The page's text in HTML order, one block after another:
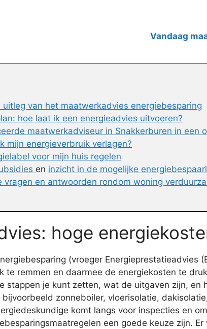
Vandaag
uitleg van het maatwerkadvies energiebesparing
hoe laat ik een energieadvies uitvoeren?
maatwerkadviseur in Snakkerburen in een
mijn energieverbruik verlagen?
voor mijn huis regelen
en inzicht in de mogelijke
vragen en antwoorden rondom woning
hoge
(vroeger Energieprestatieadvies
te remmen en daarmee de energiekosten te
stappen je kunt zetten, wat de uitgaven zijn,
zonneboiler, vloerisolatie,
komt langs voor inspecties en
een goede keuze zijn.